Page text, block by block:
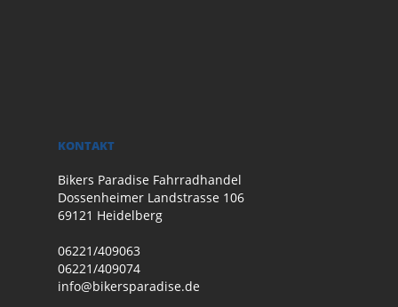
KONTAKT
Bikers Paradise Fahrradhandel
Dossenheimer Landstrasse 106
69121 Heidelberg
06221/409063
06221/409074
info@bikersparadise.de